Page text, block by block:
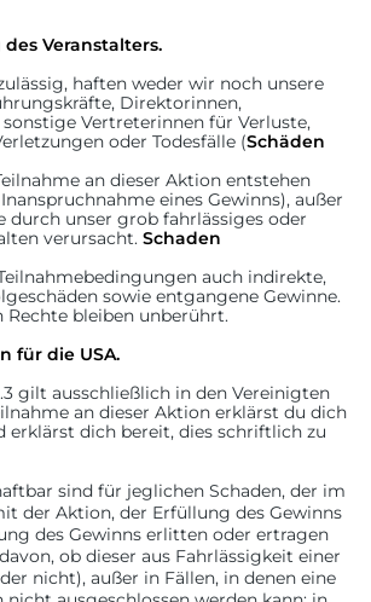
Veranstalters.
haften weder wir noch unsere
Direktorinnen,
Vertreterinnen für Verluste,
oder Todesfälle (Schäden
an dieser Aktion entstehen
eines Gewinns), außer
durch unser grob fahrlässiges oder
verursacht.Schaden
auch indirekte,
sowie entgangene Gewinne.
Rechte bleiben unberührt.
für die USA.
gilt ausschließlich in den Vereinigten
an dieser Aktion erklärst du dich
erklärst dich bereit, dies schriftlich zu
sind für jeglichen Schaden, der im
der Aktion, der Erfüllung des Gewinns
des Gewinns erlitten oder ertragen
ob dieser aus Fahrlässigkeit einer
nicht), außer in Fällen, in denen eine